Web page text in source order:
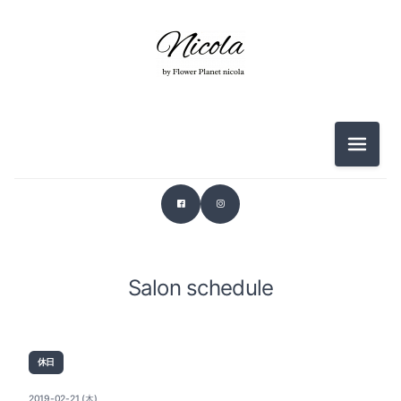
メニュ
Salon schedule
休日
2019-02-21 (木)